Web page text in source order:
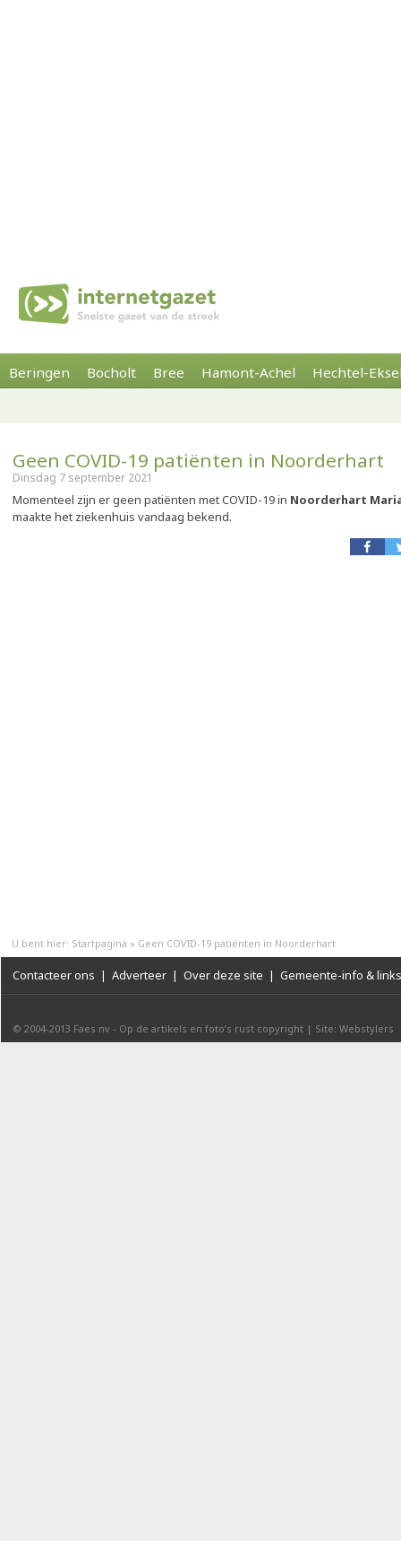
Beringen Bocholt Bree Hamont-Achel Hechtel-
Geen COVID-19 patiënten in Noorderhart
Dinsdag 7 september 2021
Momenteel zijn er geen patiënten met COVID-19 in Noorderhart
maakte het ziekenhuis vandaag bekend.
U bent hier: Startpagina » Geen COVID-19 patiënten in Noorderhart
Contacteer ons | Adverteer | Over deze site | Gemeente-info & links
© 2004-2013 Faes nv - Op de artikels en foto’s rust copyright | Site: Webstylers